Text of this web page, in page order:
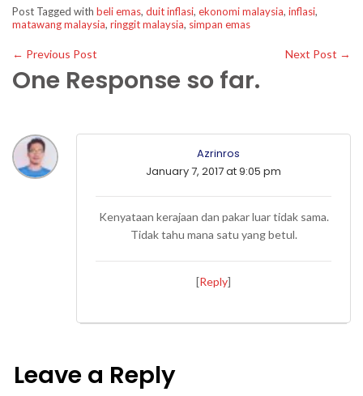
Post Tagged with beli emas, duit inflasi, ekonomi malaysia, inflasi,
matawang malaysia, ringgit malaysia, simpan emas
← Previous Post Next Post →
One Response so far.
Azrinros
January 7, 2017 at 9:05 pm
Kenyataan kerajaan dan pakar luar tidak sama.
Tidak tahu mana satu yang betul.
[Reply]
Leave a Reply